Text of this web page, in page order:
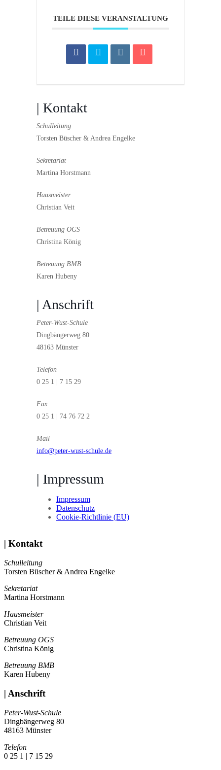
TEILE DIESE VERANSTALTUNG
| Kontakt
Schulleitung
Torsten Büscher & Andrea Engelke
Sekretariat
Martina Horstmann
Hausmeister
Christian Veit
Betreuung OGS
Christina König
Betreuung BMB
Karen Hubeny
| Anschrift
Peter-Wust-Schule
Dingbängerweg 80
48163 Münster
Telefon
0 25 1 | 7 15 29
Fax
0 25 1 | 74 76 72 2
Mail
info@peter-wust-schule.de
| Impressum
Impressum
Datenschutz
Cookie-Richtlinie (EU)
| Kontakt
Schulleitung
Torsten Büscher & Andrea Engelke
Sekretariat
Martina Horstmann
Hausmeister
Christian Veit
Betreuung OGS
Christina König
Betreuung BMB
Karen Hubeny
| Anschrift
Peter-Wust-Schule
Dingbängerweg 80
48163 Münster
Telefon
0 25 1 | 7 15 29